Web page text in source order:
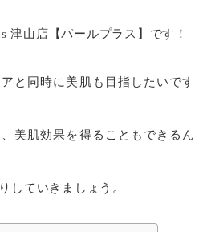
津山店【パールプラス】です！
と同時に美肌も目指したいです
美肌効果を得ることもできるん
していきましょう。